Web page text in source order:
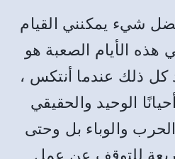
شيء يمكنني القيام
الأيام الصعبة هو
كل ذلك عندما أنتكس ،
الوحيد والحقيقي
والوباء بل وحتى
ذريعة للتوقف عن عمل